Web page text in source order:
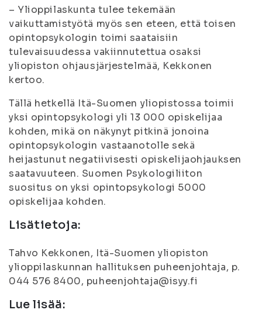
– Ylioppilaskunta tulee tekemään
vaikuttamistyötä myös sen eteen, että toisen
opintopsykologin toimi saataisiin
tulevaisuudessa vakiinnutettua osaksi
yliopiston ohjausjärjestelmää, Kekkonen
kertoo.
Tällä hetkellä Itä-Suomen yliopistossa toimii
yksi opintopsykologi yli 13 000 opiskelijaa
kohden, mikä on näkynyt pitkinä jonoina
opintopsykologin vastaanotolle sekä
heijastunut negatiivisesti opiskelijaohjauksen
saatavuuteen. Suomen Psykologiliiton
suositus on yksi opintopsykologi 5000
opiskelijaa kohden.
Lisätietoja:
Tahvo Kekkonen, Itä-Suomen yliopiston
ylioppilaskunnan hallituksen puheenjohtaja, p.
044 576 8400, puheenjohtaja@isyy.fi
Lue lisää: